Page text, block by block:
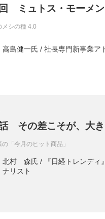
2026.08.5
に生かし切る！
」の極意
ジャパンの成功要因と
略(77)
ンド戦略(39)
めておきたい、知っておきたい
資産管理講座(95)
・F・グジバチの『経営戦略の
での「社長の３分間スピーチ」
経営知になる考え方」(57)
社長のビジョン実現道場(10)
北村森の「今月のヒット商品
強い決算書の会
新・会計経営と
賃金決
顧客・
ミュトス・モーメン
メシの種 4.0
高島健一氏 / 社長専門新事業ア
その差こそが、大き
「今月のヒット商品」
北村 森氏 / 『日経トレンディ
ナリスト